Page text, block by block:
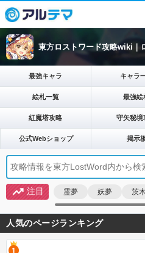
東方ロストワード攻略wiki｜
最強キャラ キャラ
絵札一覧 最強絵
紅魔塔攻略 守矢秘境
公式Webショップ 掲示
注目 霊夢 妖夢 茨
人気のページランキング